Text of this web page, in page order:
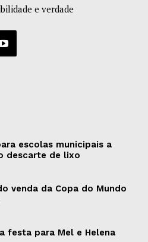
e verdade
escolas municipais a
descarte de lixo
venda da Copa do Mundo
festa para Mel e Helena